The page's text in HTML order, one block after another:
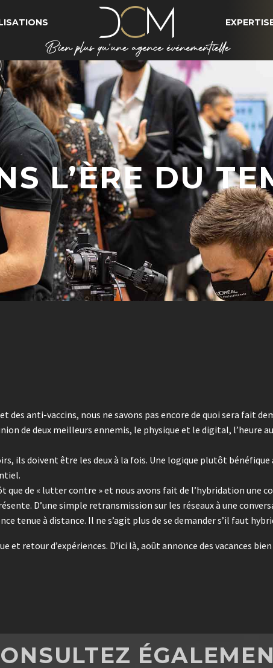
L’ÈRE DU
anti-vaccins, nous ne savons pas encore de quoi sera fait
de deux meilleurs ennemis, le physique et le digital, l’heure
ils doivent être les deux à la fois. Une logique plutôt bénéfique
que de « lutter contre » et nous avons fait de l’hybridation une
D’une simple retransmission sur les réseaux à une
tenue à distance. Il ne s’agit plus de se demander s’il faut
et retour d’expériences. D’ici là, août annonce des vacances